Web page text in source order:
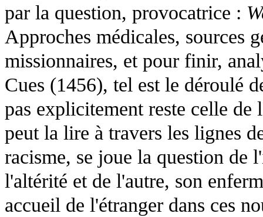
par la question, provocatrice :
Approches médicales, sources
missionnaires, et pour finir,
Cues (1456), tel est le déroulé
pas explicitement reste celle
peut la lire à travers les lignes
racisme, se joue la question de
l'altérité et de l'autre, son
accueil de l'étranger dans ces